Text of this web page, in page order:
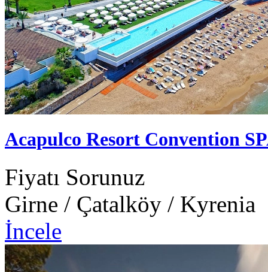
Acapulco Resort Convention
Fiyatı Sorunuz
Girne / Çatalköy / Kyrenia
İncele